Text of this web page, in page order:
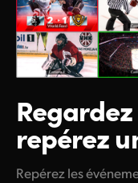
repérez
Repérez les